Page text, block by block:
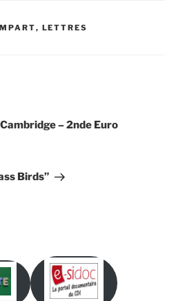
, LETTRES
– 2nde Euro
Birds”